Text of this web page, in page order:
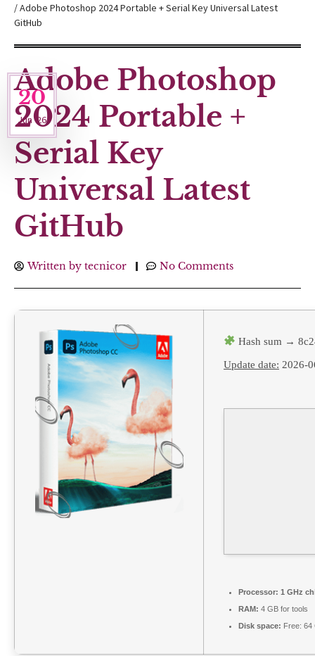
/ Adobe Photoshop 2024 Portable + Serial Key Universal Latest
GitHub
20
Jun '26
Adobe Photoshop
2024 Portable +
Serial Key
Universal Latest
GitHub
Written by tecnicor No Comments
Hash sum →
Update date: 2026-
Processor: 1 GHz
RAM: 4 GB for tools
Disk space: Free: 64